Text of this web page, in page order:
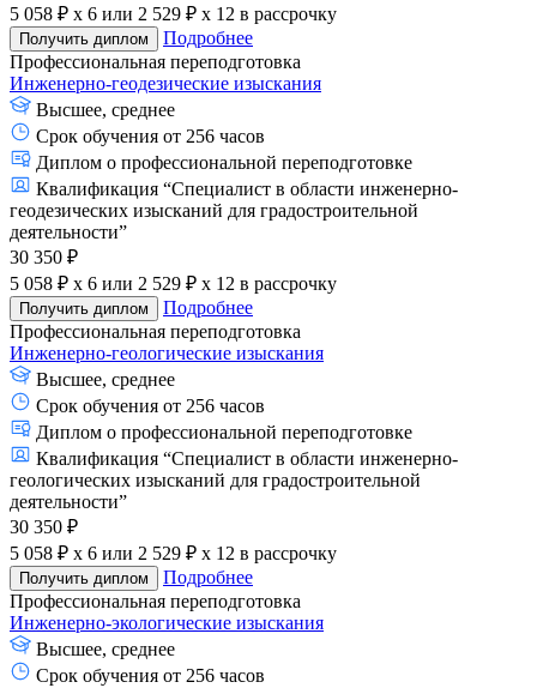
5 058 ₽ x 6 или 2 529 ₽ x 12 в рассрочку
Получить диплом
Подробнее
Профессиональная переподготовка
Инженерно-геодезические изыскания
Высшее, среднее
Срок обучения от 256 часов
Диплом о профессиональной переподготовке
Квалификация “Специалист в области инженерно-
геодезических изысканий для градостроительной
деятельности”
30 350 ₽
5 058 ₽ x 6 или 2 529 ₽ x 12 в рассрочку
Получить диплом
Подробнее
Профессиональная переподготовка
Инженерно-геологические изыскания
Высшее, среднее
Срок обучения от 256 часов
Диплом о профессиональной переподготовке
Квалификация “Специалист в области инженерно-
геологических изысканий для градостроительной
деятельности”
30 350 ₽
5 058 ₽ x 6 или 2 529 ₽ x 12 в рассрочку
Получить диплом
Подробнее
Профессиональная переподготовка
Инженерно-экологические изыскания
Высшее, среднее
Срок обучения от 256 часов